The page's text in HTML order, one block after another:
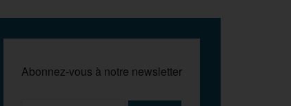
Abonnez-vous à notre newsletter